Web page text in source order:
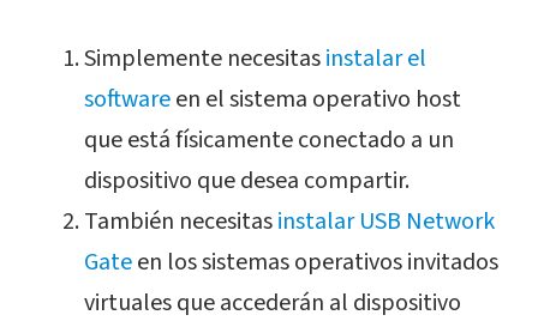
Simplemente necesitasinstalar el
softwareen el sistema operativo host
que está físicamente conectado a un
dispositivo que desea compartir.
También necesitasinstalar USB Network
Gateen los sistemas operativos invitados
virtuales que accederán al dispositivo